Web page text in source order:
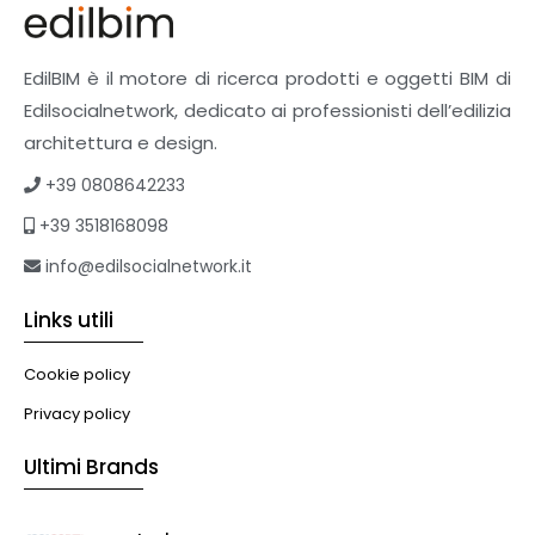
Pavimenti e rivestimenti
Pavimenti industriali
Sistemi giardini pensili
Supporti per esterni
Tetti verdi
eBook
Formazione professionale
Illuminazione
Murature
EdilBIM è il motore di ricerca prodotti e oggetti BIM di
Edilsocialnetwork, dedicato ai professionisti dell’edilizia
architettura e design.
+39 0808642233
+39 3518168098
info@edilsocialnetwork.it
Links utili
Cookie policy
Privacy policy
Ultimi Brands